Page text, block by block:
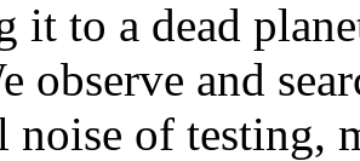
it to a dead
observe and
noise of testing,